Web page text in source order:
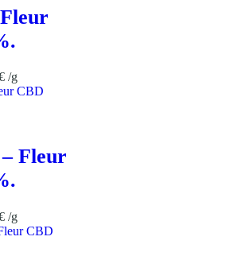
/g
Fleur
/g